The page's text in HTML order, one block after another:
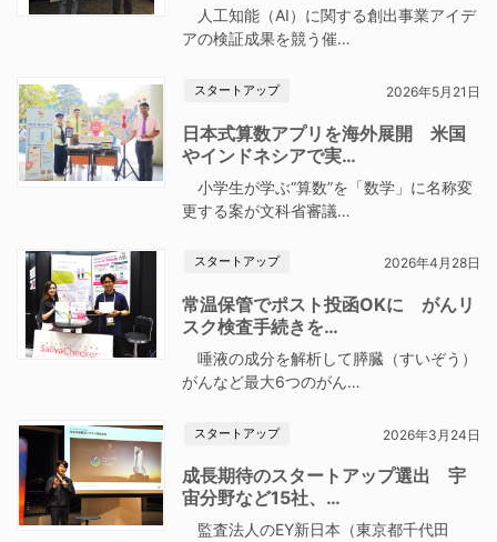
人工知能（AI）に関する創出事業アイデ
アの検証成果を競う催…
スタートアップ 2026年5月21日
日本式算数アプリを海外展開 米国
やインドネシアで実…
小学生が学ぶ“算数”を「数学」に名称変
更する案が文科省審議…
スタートアップ 2026年4月28日
常温保管でポスト投函OKに がんリ
スク検査手続きを…
唾液の成分を解析して膵臓（すいぞう）
がんなど最大6つのがん…
スタートアップ 2026年3月24日
成長期待のスタートアップ選出 宇
宙分野など15社、…
監査法人のEY新日本（東京都千代田